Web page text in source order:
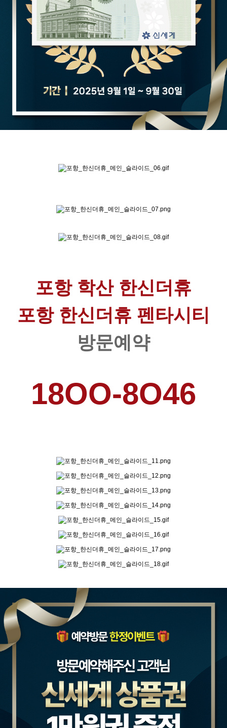
포항 학산 한신더휴
포항 한신더휴 펜타시티
방문예약
18OO-8O46